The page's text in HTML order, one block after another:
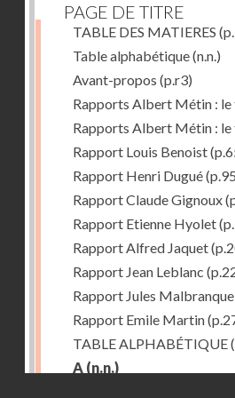
PAGE DE TITRE
TABLE DES MATIERES
Table alphabétique(n.n.)
Avant-propos (p.r3)
Rapports Albert Métin :
Rapports Albert Métin : le
Rapport Louis Benoist
Rapport Henri Dugué
Rapport Claude Gignoux
Rapport Etienne Hyolet
Rapport Alfred Jaquet
Rapport Jean Leblanc
Rapport Jules Malbranque
Rapport Emile Martin
TABLE ALPHABÉTIQUE
A (n.n.)